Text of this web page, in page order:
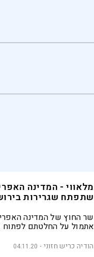
מלאווי - המדינה
שתפתח שגרירות
שר החוץ של המדינה
אתמול על החלטתם לפתוח
לקשר בין המדינות
הודיה כריש חזוני 04.11.20